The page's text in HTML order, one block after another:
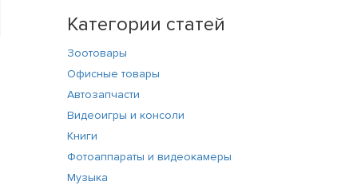
Категории статей
Зоотовары
Офисные товары
Автозапчасти
Видеоигры и консоли
Книги
Фотоаппараты и видеокамеры
Музыка